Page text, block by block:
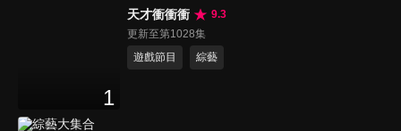
1
天才衝衝衝
9.3
更新至第1028集
遊戲節目
綜藝